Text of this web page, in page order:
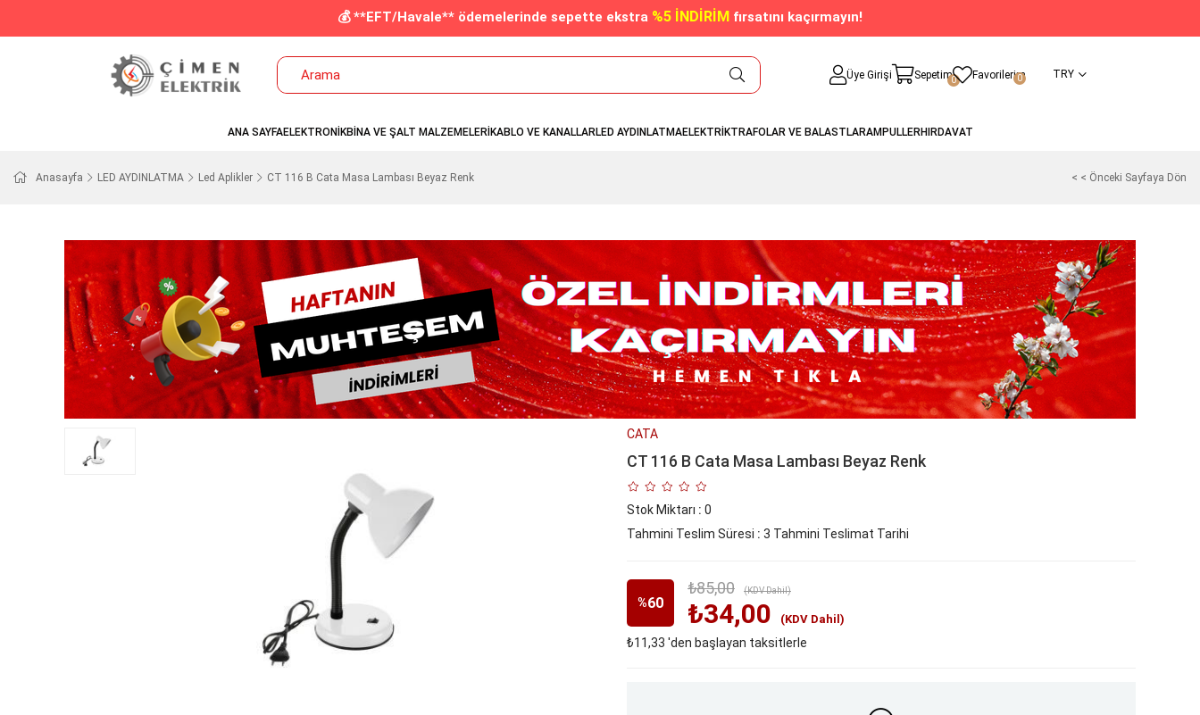
💰 **EFT/Havale** ödemelerinde sepette ekstra %5 İNDİRİM fırsatını kaçırmayın!
Üye Girişi Sepetim0 Favorilerim
0 TRY
ANA SAYFAELEKTRONİKBİNA VE ŞALT MALZEMELERİKABLO VE KANALLARLED AYDINLATMAELEKTRİKTRAFOLAR VE BALASTLARAMPULLERHIRDAVAT
Anasayfa LED AYDINLATMA Led Aplikler CT 116 B Cata Masa Lambası Beyaz Renk < < Önceki Sayfaya Dön
CATA
CT 116 B Cata Masa Lambası Beyaz Renk
Stok Miktarı : 0
Tahmini Teslim Süresi : 3 Tahmini Teslimat Tarihi
%60
İndirim
₺85,00 (KDV Dahil)
₺34,00 (KDV Dahil)
₺11,33 'den başlayan taksitlerle